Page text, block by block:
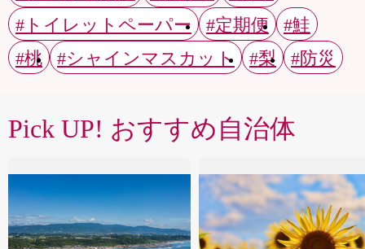
#トイレットペーパー
#定期便
#鮭
#桃
#シャインマスカット #梨 #防災
Pick UP! おすすめ自治体